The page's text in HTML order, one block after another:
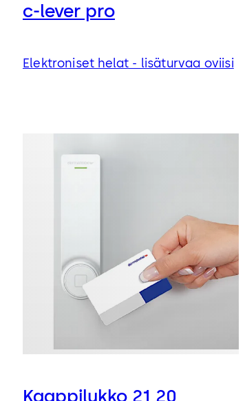
c-lever pro
Elektroniset helat - lisäturvaa oviisi
Kaappilukko 21 20